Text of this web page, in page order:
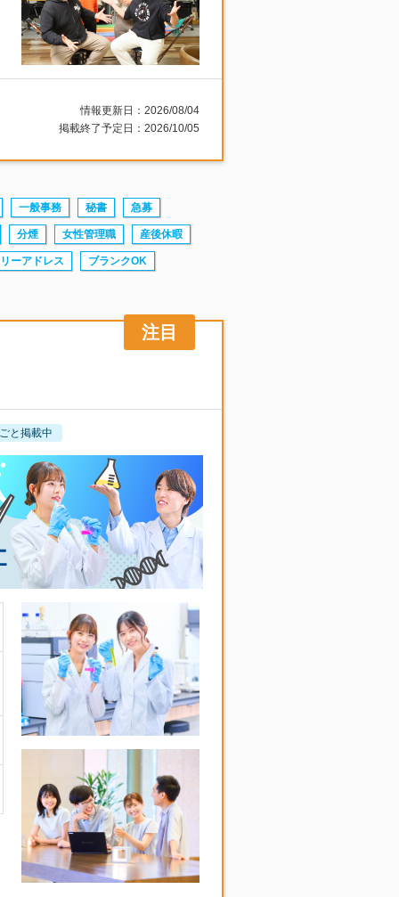
情報更新日：2026/08/04
掲載終了予定日：2026/10/05
一般事務 秘書 急募
分煙 女性管理職 産後休暇
ーアドレス ブランクOK
と掲載中